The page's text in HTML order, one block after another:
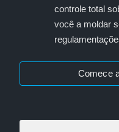
controle total
você a moldar
Comece